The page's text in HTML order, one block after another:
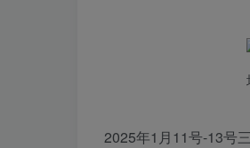
2025年1月11号-13号